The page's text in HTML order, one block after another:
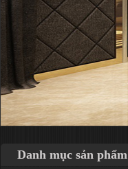
Danh mục sản phẩm